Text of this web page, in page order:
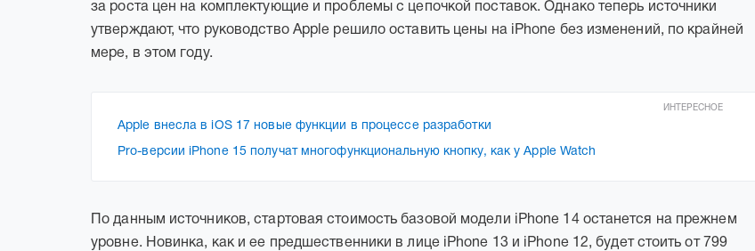
за роста цен на комплектующие и проблемы с цепочкой поставок. Однако теперь источники
утверждают, что руководство Apple решило оставить цены на iPhone без изменений, по крайней
мере, в этом году.
ИНТЕРЕСНОЕ
Apple внесла в iOS 17 новые функции в процессе разработки
Pro-версии iPhone 15 получат многофункциональную кнопку, как у Apple Watch
По данным источников, стартовая стоимость базовой модели iPhone 14 останется на прежнем
уровне. Новинка, как и ее предшественники в лице iPhone 13 и iPhone 12, будет стоить от 799